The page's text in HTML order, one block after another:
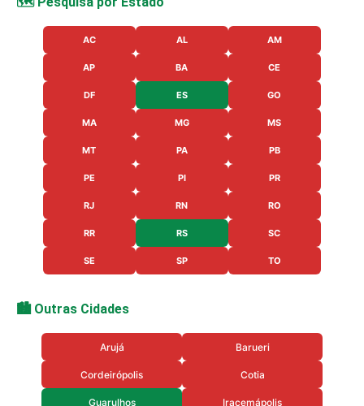
AC AL AM
AP BA CE
DF ES GO
MA MG MS
MT PA PB
PE PI PR
RJ RN RO
RR RS SC
SE SP TO
🏙️ Outras Cidades
Arujá Barueri
Cordeirópolis Cotia
Guarulhos Iracemápolis